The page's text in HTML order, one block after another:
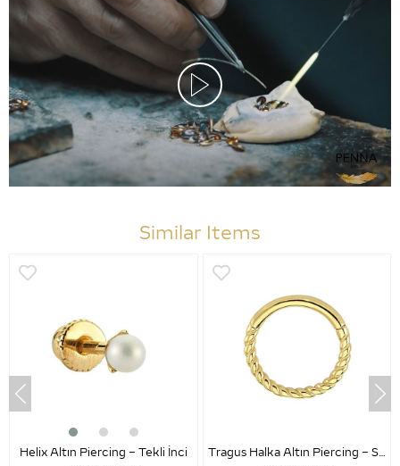
Similar Items
Helix Altın Piercing – Tekli İnci Tragus Halka Altın Piercing – Sezar